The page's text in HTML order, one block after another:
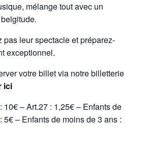
mélange tout avec un
pas leur spectacle et préparez-
exceptionnel.
votre billet via notre billetterie
ici
10€ – Art.27 : 1,25€ – Enfants de
5€ – Enfants de moins de 3 ans :